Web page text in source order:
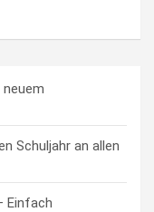
Schuljahr an allen
Einfach